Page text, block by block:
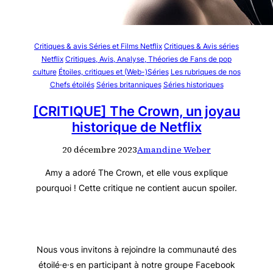
Critiques & avis Séries et Films Netflix Critiques & Avis séries
Netflix Critiques, Avis, Analyse, Théories de Fans de pop
culture Étoiles, critiques et (Web-)Séries Les rubriques de nos
Chefs étoilés Séries britanniques Séries historiques
[CRITIQUE] The Crown, un joyau
historique de Netflix
20 décembre 2023Amandine Weber
Amy a adoré The Crown, et elle vous explique
pourquoi ! Cette critique ne contient aucun spoiler.
Nous vous invitons à rejoindre la communauté des
étoilé·e·s en participant à notre groupe Facebook